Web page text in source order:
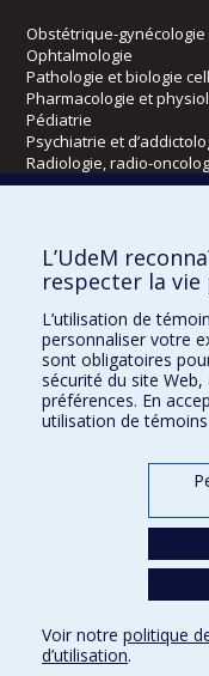
Obstétrique-gynécologie
Ophtalmologie
Pathologie et biologie
Pharmacologie et
Pédiatrie
Psychiatrie et
Radiologie, radio-
Écoles
Kinésiologie et des
Orthophonie et
Réadaptation
Directions
DPC
CPASS
L’UdeM
respecter la vie
L’utilisation de
personnaliser votre
sont obligatoires
sécurité du site
préférences. En
utilisation de
Voir notre politique
d’utilisation.